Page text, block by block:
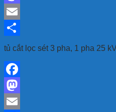
Mastodon
Email
Share
tủ cắt lọc sét 3 pha, 1 pha 25
Facebook
Mastodon